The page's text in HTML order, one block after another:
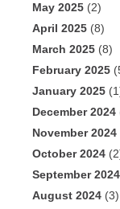
May 2025 (2)
April 2025 (8)
March 2025 (8)
February 2025
January 2025
December 2024
November 2024
October 2024
September 2024
August 2024 (3)